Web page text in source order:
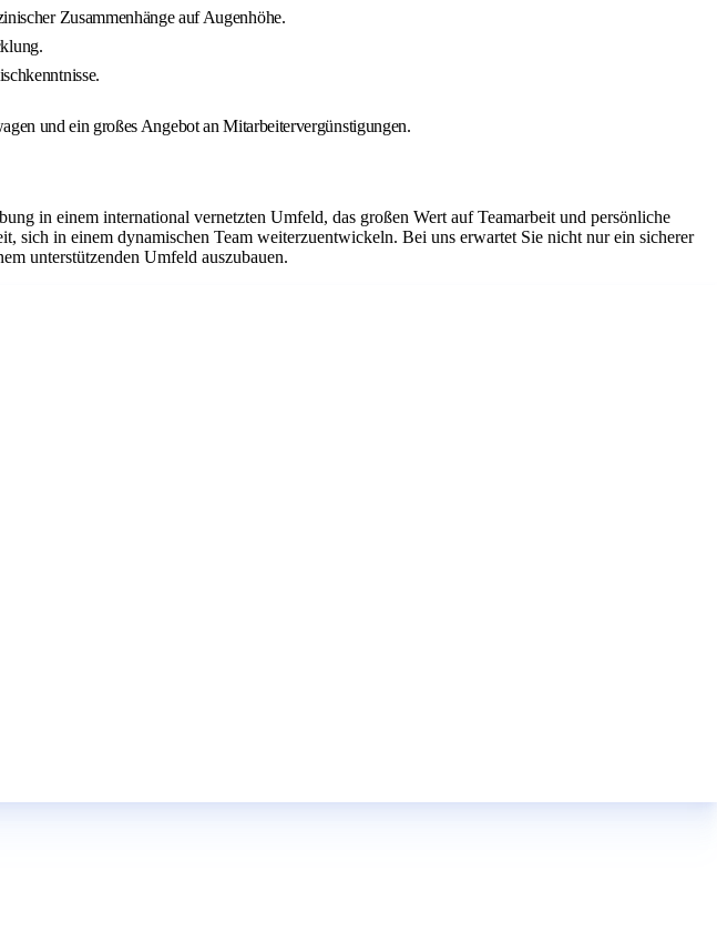
Zusammenhänge auf Augenhöhe.
und ein großes Angebot an Mitarbeitervergünstigungen.
in einem international vernetzten Umfeld, das großen Wert auf Teamarbeit und persönliche
in einem dynamischen Team weiterzuentwickeln. Bei uns erwartet Sie nicht nur ein sicherer
unterstützenden Umfeld auszubauen.